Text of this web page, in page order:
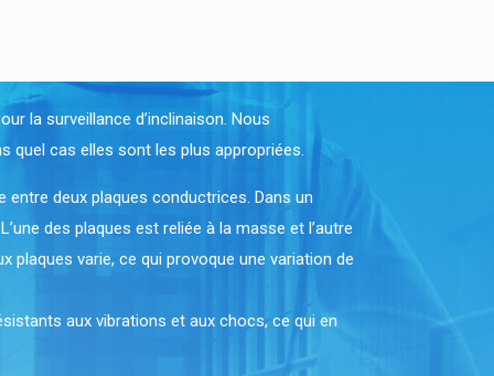
la surveillance d’inclinaison. Nous
quel cas elles sont les plus appropriées.
deux plaques conductrices. Dans un
des plaques est reliée à la masse et l’autre
plaques varie, ce qui provoque une variation de
aux vibrations et aux chocs, ce qui en